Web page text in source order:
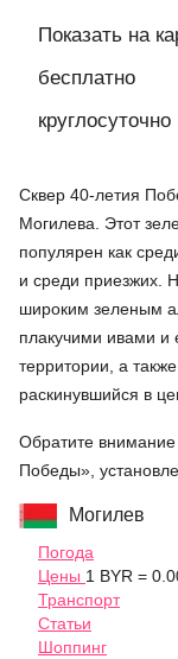
Показать на
бесплатно
круглосуточно
Сквер 40-летия
Могилева. Этот
популярен как
и среди приезжих.
широким зеленым
плакучими ивами
территории, а
раскинувшийся в
Обратите
Победы»,
Могилев
Погода
Цены 1 BYR =
Транспорт
Статьи
Шоппинг